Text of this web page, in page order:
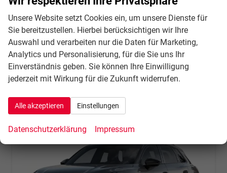
Leistung 150 kW (204 PS) Kilometerstand 10 km
31.07.2026
48.823,– € Details
Verbrauch kombiniert:8,00 l/100km
CO -Klasse: G
CO2-Emissionen:181,00 g/km
Unsere Website setzt Cookies ein, um unsere Dienste für
Sie bereitzustellen. Hierbei berücksichtigen wir Ihre
Auswahl und verarbeiten nur die Daten für Marketing,
Analytics und Personalisierung, für die Sie uns Ihr
Einverständnis geben. Sie können Ihre Einwilligung
jederzeit mit Wirkung für die Zukunft widerrufen.
Alle akzeptieren Einstellungen
Datenschutzerklärung Impressum